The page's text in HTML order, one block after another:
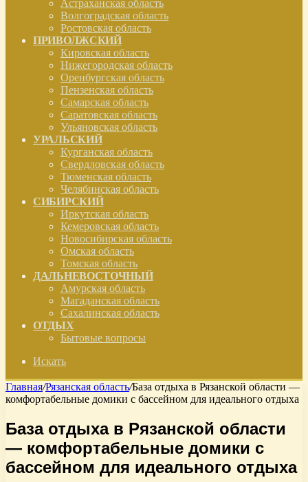
Астраханская область
Волгоградская область
Ростовская область
ПРИВОЛЖСКИЙ
Кировская область
Нижегородская область
Оренбургская область
Пензенская область
Самарская область
Саратовская область
Ульяновская область
УРАЛЬСКИЙ
Курганская область
Свердловская область
Тюменская область
Челябинская область
СИБИРСКИЙ
Иркутская область
Кемеровская область
Новосибирская область
Омская область
Томская область
ДАЛЬНЕВОСТОЧНЫЙ
Амурская область
Магаданская область
Сахалинская область
ОТДЫХ
Бытовые вопросы
Искать
Главная/Рязанская область/База отдыха в Рязанской области —
комфортабельные домики с бассейном для идеального отдыха
База отдыха в Рязанской области
— комфортабельные домики с
бассейном для идеального отдыха